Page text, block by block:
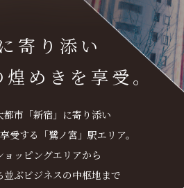
寄り添い
めきを享受。
都市「新宿」に寄り添い
受する「鷺ノ宮」駅エリア。
ョッピングエリアから
並ぶビジネスの中枢地まで